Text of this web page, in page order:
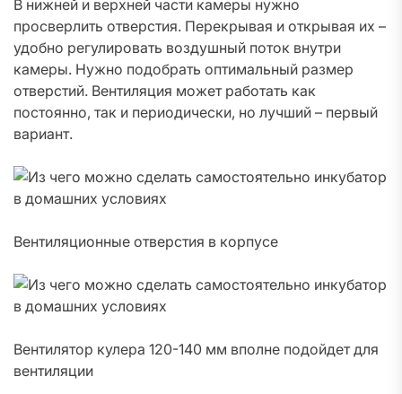
В нижней и верхней части камеры нужно
просверлить отверстия. Перекрывая и открывая их –
удобно регулировать воздушный поток внутри
камеры. Нужно подобрать оптимальный размер
отверстий. Вентиляция может работать как
постоянно, так и периодически, но лучший – первый
вариант.
Вентиляционные отверстия в корпусе
Вентилятор кулера 120-140 мм вполне подойдет для
вентиляции